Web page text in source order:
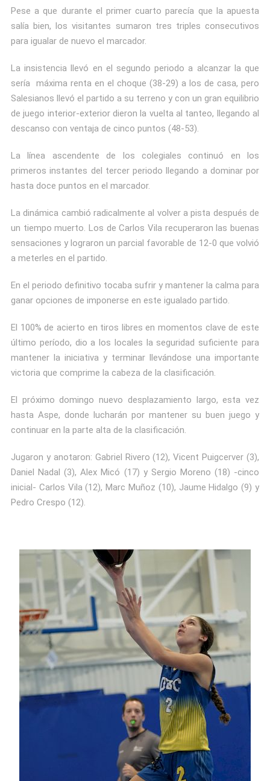
Pese a que durante el primer cuarto parecía que la apuesta
salía bien, los visitantes sumaron tres triples consecutivos
para igualar de nuevo el marcador.
La insistencia llevó en el segundo periodo a alcanzar la que
sería máxima renta en el choque (38-29) a los de casa, pero
Salesianos llevó el partido a su terreno y con un gran equilibrio
de juego interior-exterior dieron la vuelta al tanteo, llegando al
descanso con ventaja de cinco puntos (48-53).
La línea ascendente de los colegiales continuó en los
primeros instantes del tercer periodo llegando a dominar por
hasta doce puntos en el marcador.
La dinámica cambió radicalmente al volver a pista después de
un tiempo muerto. Los de Carlos Vila recuperaron las buenas
sensaciones y lograron un parcial favorable de 12-0 que volvió
a meterles en el partido.
En el periodo definitivo tocaba sufrir y mantener la calma para
ganar opciones de imponerse en este igualado partido.
El 100% de acierto en tiros libres en momentos clave de este
último período, dio a los locales la seguridad suficiente para
mantener la iniciativa y terminar llevándose una importante
victoria que comprime la cabeza de la clasificación.
El próximo domingo nuevo desplazamiento largo, esta vez
hasta Aspe, donde lucharán por mantener su buen juego y
continuar en la parte alta de la clasificación.
Jugaron y anotaron: Gabriel Rivero (12), Vicent Puigcerver (3),
Daniel Nadal (3), Alex Micó (17) y Sergio Moreno (18) -cinco
inicial- Carlos Vila (12), Marc Muñoz (10), Jaume Hidalgo (9) y
Pedro Crespo (12).